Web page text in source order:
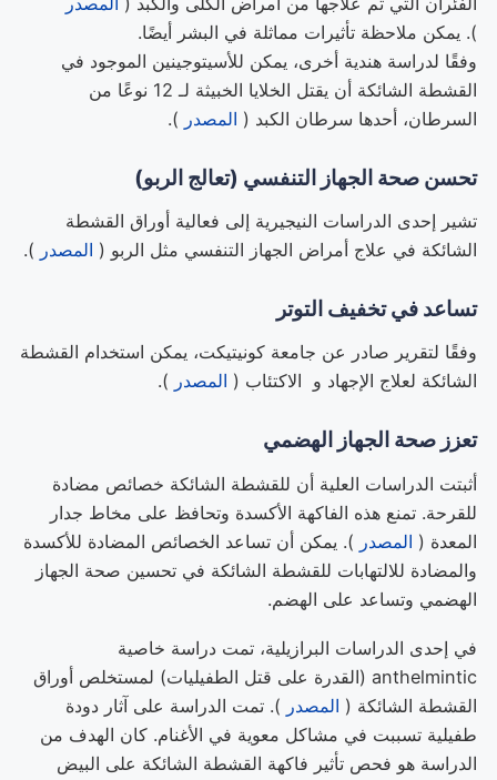
). يمكن ملاحظة تأثيرات مماثلة في البشر أيضًا.
وفقًا لدراسة هندية أخرى، يمكن للأسيتوجينين الموجود في
القشطة الشائكة أن يقتل الخلايا الخبيثة لـ 12 نوعًا من
السرطان، أحدها سرطان الكبد ( المصدر ).
تحسن صحة الجهاز التنفسي (تعالج الربو)
تشير إحدى الدراسات النيجيرية إلى فعالية أوراق القشطة
الشائكة في علاج أمراض الجهاز التنفسي مثل الربو ( المصدر ).
تساعد في تخفيف التوتر
وفقًا لتقرير صادر عن جامعة كونيتيكت، يمكن استخدام القشطة
الشائكة لعلاج الإجهاد و الاكتئاب ( المصدر ).
تعزز صحة الجهاز الهضمي
أثبتت الدراسات العلية أن للقشطة الشائكة خصائص مضادة
للقرحة. تمنع هذه الفاكهة الأكسدة وتحافظ على مخاط جدار
المعدة ( المصدر ). يمكن أن تساعد الخصائص المضادة للأكسدة
والمضادة للالتهابات للقشطة الشائكة في تحسين صحة الجهاز
الهضمي وتساعد على الهضم.
في إحدى الدراسات البرازيلية، تمت دراسة خاصية
anthelmintic (القدرة على قتل الطفيليات) لمستخلص أوراق
القشطة الشائكة ( المصدر ). تمت الدراسة على آثار دودة
طفيلية تسببت في مشاكل معوية في الأغنام. كان الهدف من
الدراسة هو فحص تأثير فاكهة القشطة الشائكة على البيض